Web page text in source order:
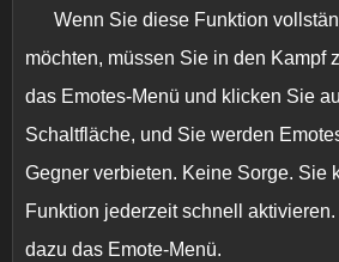
Wenn Sie diese Funktion
möchten, müssen Sie in den Kampf
das Emotes-Menü und klicken Sie
Schaltfläche, und Sie werden
Gegner verbieten. Keine Sorge. Sie
Funktion jederzeit schnell
dazu das Emote-Menü.